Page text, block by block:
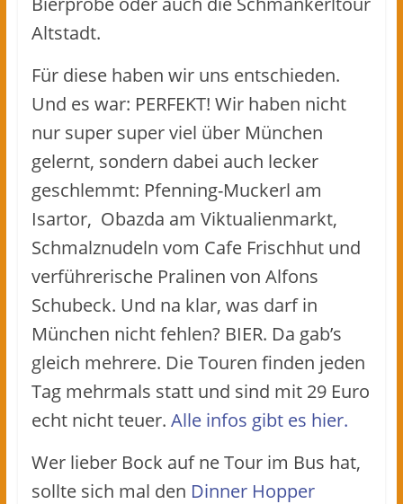
Altstadt.
Für diese haben wir uns entschieden.
Und es war: PERFEKT! Wir haben nicht
nur super super viel über München
gelernt, sondern dabei auch lecker
geschlemmt: Pfenning-Muckerl am
Isartor, Obazda am Viktualienmarkt,
Schmalznudeln vom Cafe Frischhut und
verführerische Pralinen von Alfons
Schubeck. Und na klar, was darf in
München nicht fehlen? BIER. Da gab’s
gleich mehrere. Die Touren finden jeden
Tag mehrmals statt und sind mit 29 Euro
echt nicht teuer. Alle infos gibt es hier.
Wer lieber Bock auf ne Tour im Bus hat,
sollte sich mal den Dinner Hopper